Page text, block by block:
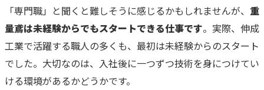
「専門職」と聞くと難しそうに感じるかもしれませんが、 重
量鳶は未経験からでもスタートできる仕事です。実際、伸成
工業で活躍する職人の多くも、最初は未経験からのスタート
でした。大切なのは、入社後に一つずつ技術を身につけてい
ける環境があるかどうかです。